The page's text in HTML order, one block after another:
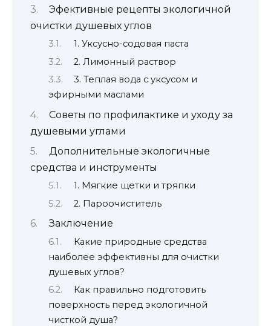
Эфективные рецепты экологичной
очистки душевых углов
1. Уксусно-содовая паста
2. Лимонный раствор
3. Теплая вода с уксусом и
эфирными маслами
Советы по профилактике и уходу за
душевыми углами
Дополнительные экологичные
средства и инструменты
1. Мягкие щетки и тряпки
2. Пароочиститель
Заключение
Какие природные средства
наиболее эффективны для очистки
душевых углов?
Как правильно подготовить
поверхность перед экологичной
чисткой душа?